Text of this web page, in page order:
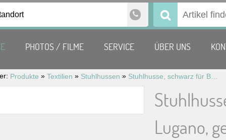
Suchen
PHOTOS / FILME SERVICE ÜBER UNS
Produkte » Textilien » Stuhlhussen »
Lugano,